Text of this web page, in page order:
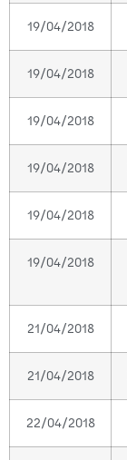
19/04/2018
19/04/2018
19/04/2018
19/04/2018
19/04/2018
19/04/2018
21/04/2018
21/04/2018
22/04/2018